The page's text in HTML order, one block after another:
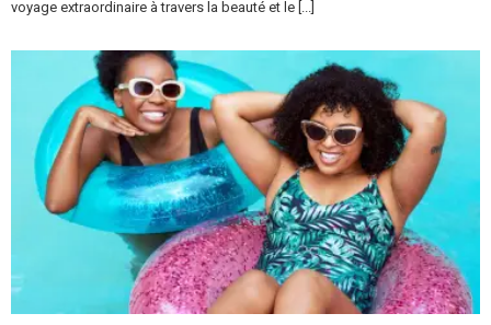
voyage extraordinaire à travers la beauté et le [...]